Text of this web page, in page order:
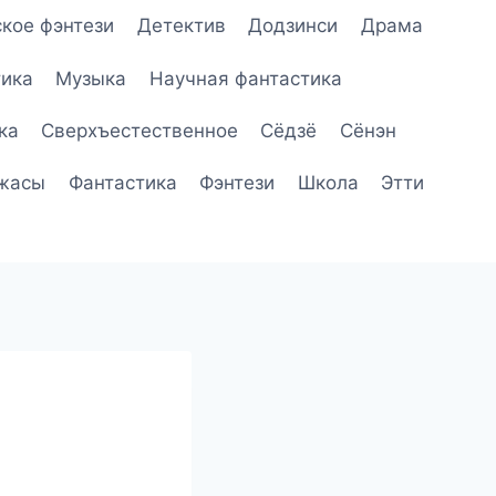
фэнтези Детектив Додзинси Драма
Музыка Научная фантастика
Сверхъестественное Сёдзё Сёнэн
Фантастика Фэнтези Школа Этти